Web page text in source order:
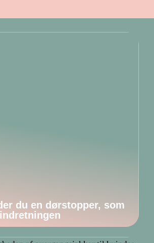
du en dørstopper, som